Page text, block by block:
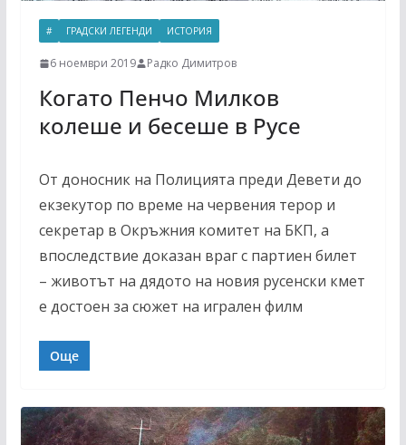
# ГРАДСКИ ЛЕГЕНДИ ИСТОРИЯ
6 ноември 2019 Радко Димитров
Когато Пенчо Милков
колеше и бесеше в Русе
От доносник на Полицията преди Девети до
екзекутор по време на червения терор и
секретар в Окръжния комитет на БКП, а
впоследствие доказан враг с партиен билет
– животът на дядото на новия русенски кмет
е достоен за сюжет на игрален филм
Още